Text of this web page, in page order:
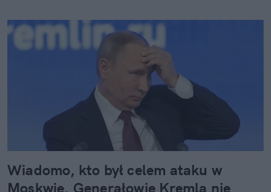
Wiadomo, kto był celem ataku w
Moskwie. Generałowie Kremla nie